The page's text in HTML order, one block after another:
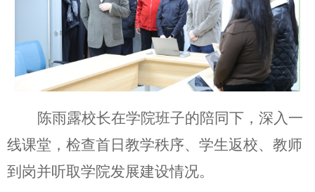
陈雨露校长在学院班子的陪同下，深入一
线课堂，检查首日教学秩序、学生返校、教师
到岗并听取学院发展建设情况。